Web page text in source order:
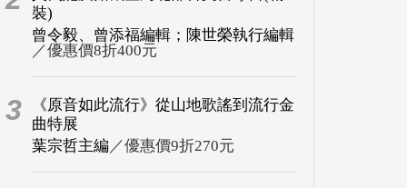
裝)
曾令毅、曾添福編輯；陳世榮執行編輯
／優惠價8折400元
3
《原音如此流行》從山地歌謠到流行金
曲特展
葉宗哲主編 ／優惠價9折270元